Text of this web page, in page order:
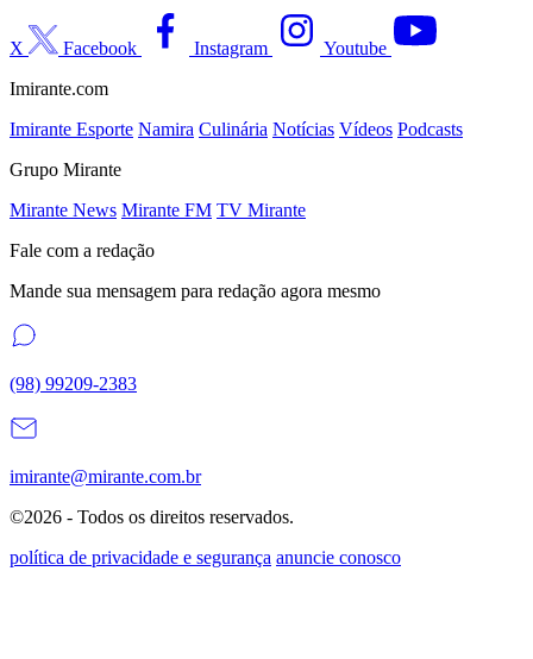
X Facebook Instagram
Youtube
Imirante.com
Imirante Esporte Namira Culinária Notícias Vídeos Podcasts
Grupo Mirante
Mirante News Mirante FM TV Mirante
Fale com a redação
Mande sua mensagem para redação agora mesmo
(98) 99209-2383
imirante@mirante.com.br
©2026 - Todos os direitos reservados.
política de privacidade e segurança anuncie conosco